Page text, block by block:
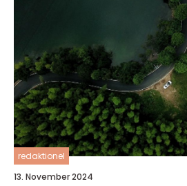
redaktionel
13. November 2024